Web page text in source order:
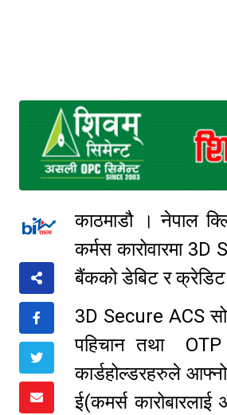
काठमाडौ । नेपाल
कर्मस कारोवारमा
बैंकको डेबिट र क्रेडिट
3D Secure ACS
पहिचान तथा OTP
कार्डहोल्डरहरुले
ई(कमर्स